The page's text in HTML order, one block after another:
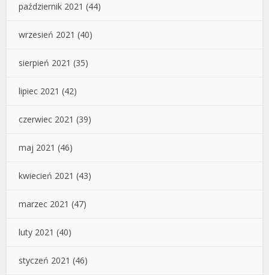
październik 2021 (44)
wrzesień 2021 (40)
sierpień 2021 (35)
lipiec 2021 (42)
czerwiec 2021 (39)
maj 2021 (46)
kwiecień 2021 (43)
marzec 2021 (47)
luty 2021 (40)
styczeń 2021 (46)